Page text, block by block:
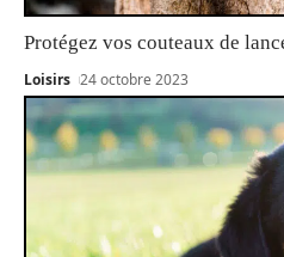
Protégez vos couteaux de
Loisirs 24 octobre 2023